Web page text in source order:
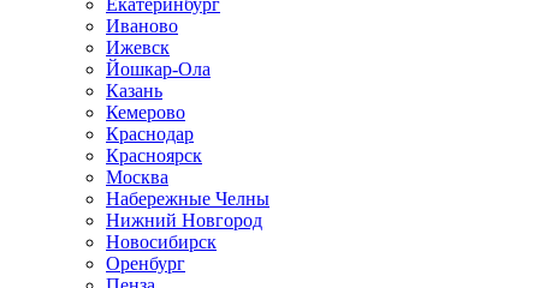
Екатеринбург
Иваново
Ижевск
Йошкар-Ола
Казань
Кемерово
Краснодар
Красноярск
Москва
Набережные Челны
Нижний Новгород
Новосибирск
Оренбург